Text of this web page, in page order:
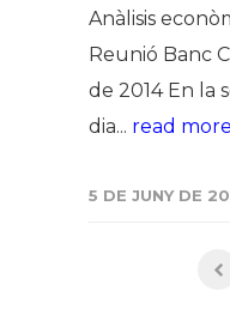
Anàlisis
Reunió Banc
de 2014 En la
dia... read
5 DE JUNY DE